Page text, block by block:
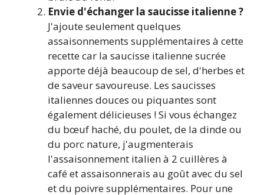
Envie d'échanger la saucisse italienne ?
J'ajoute seulement quelques
assaisonnements supplémentaires à cette
recette car la saucisse italienne sucrée
apporte déjà beaucoup de sel, d'herbes et
de saveur savoureuse. Les saucisses
italiennes douces ou piquantes sont
également délicieuses ! Si vous échangez
du bœuf haché, du poulet, de la dinde ou
du porc nature, j'augmenterais
l'assaisonnement italien à 2 cuillères à
café et assaisonnerais au goût avec du sel
et du poivre supplémentaires. Pour une